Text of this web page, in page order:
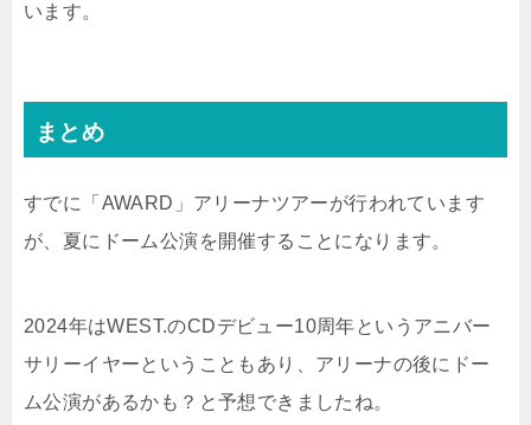
います。
まとめ
すでに「AWARD」アリーナツアーが行われています
が、夏にドーム公演を開催することになります。
2024年はWEST.のCDデビュー10周年というアニバー
サリーイヤーということもあり、アリーナの後にドー
ム公演があるかも？と予想できましたね。